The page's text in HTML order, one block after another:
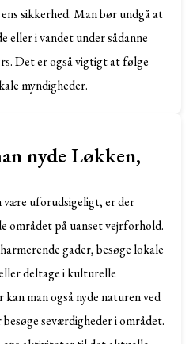
sikkerhed. Man bør undgå at
eller i vandet under sådanne
Det er også vigtigt at følge
myndigheder.
nyde Løkken,
være uforudsigeligt, er der
området på uanset vejrforhold.
gader, besøge lokale
deltage i kulturelle
man også nyde naturen ved
seværdigheder i området.